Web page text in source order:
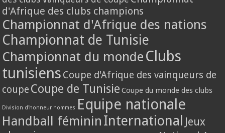
d'Afrique des clubs champions
Championnat d'Afrique des nations
Championnat de Tunisie
Championnat du monde Clubs
tunisiens Coupe d'Afrique des vainqueurs de
coupe Coupe de Tunisie Coupe du monde des clubs
Division d'honneur hommes Equipe nationale
Handball féminin International Jeux